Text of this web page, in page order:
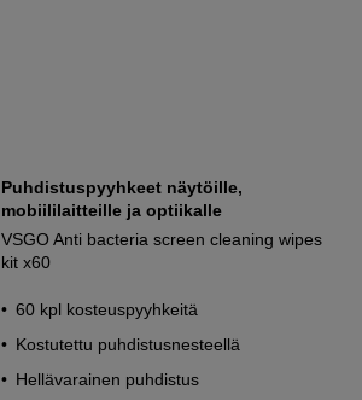
Puhdistuspyyhkeet näytöille,
mobiililaitteille ja optiikalle
VSGO Anti bacteria screen cleaning wipes
kit x60
60 kpl kosteuspyyhkeitä
Kostutettu puhdistusnesteellä
Hellävarainen puhdistus